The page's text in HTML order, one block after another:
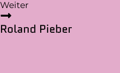
Weiter
Roland Pieber